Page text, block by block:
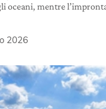
oceani, mentre
2026